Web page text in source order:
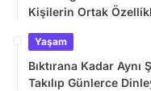
Kişilerin Ortak
Yaşam
Bıktırana Kadar Aynı
Takılıp Günlerce